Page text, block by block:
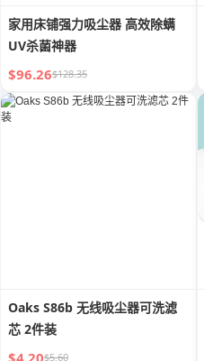
家用床铺强力吸尘器 高效除螨
UV杀菌神器
$96.26$128.35
Oaks S86b 无线吸尘器可洗滤
芯 2件装
$5.60